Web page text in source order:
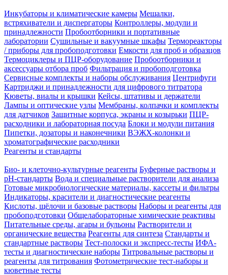
Инкубаторы и климатические камеры Мешалки,
встряхиватели и диспергаторы Контроллеры, модули и
принадлежности Пробоотборники и портативные
лаборатории Сушильные и вакуумные шкафы Термореакторы
/ приборы для пробоподготовки Емкости для проб и образцов
Термоциклеры и ПЦР-оборудование Пробоотборники и
аксессуары отбора проб Фильтрация и пробоподготовка
Сервисные комплекты и наборы обслуживания Центрифуги
Картриджи и принадлежности для цифрового титратора
Кюветы, виалы и крышки Кейсы, штативы и держатели
Лампы и оптические узлы Мембраны, колпачки и комплекты
для датчиков Защитные корпуса, экраны и козырьки ПЦР-
расходники и лабораторная посуда Блоки и модули питания
Пипетки, дозаторы и наконечники ВЭЖХ-колонки и
хроматографические расходники
Реагенты и стандарты
Био- и клеточно-культурные реагенты Буферные растворы и
pH-стандарты Вода и специальные растворители для анализа
Готовые микробиологические материалы, кассеты и фильтры
Индикаторы, красители и диагностические реагенты
Кислоты, щёлочи и базовые растворы Наборы и реагенты для
пробоподготовки Общелабораторные химические реактивы
Питательные среды, агары и бульоны Растворители и
органические вещества Реагенты для синтеза Стандарты и
стандартные растворы Тест-полоски и экспресс-тесты ИФА-
тесты и диагностические наборы Титровальные растворы и
реагенты для титрования Фотометрические тест-наборы и
кюветные тесты